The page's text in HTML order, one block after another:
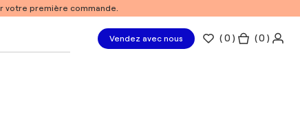
votre première commande.
Vendez avec nous (0 ) ( 0 )